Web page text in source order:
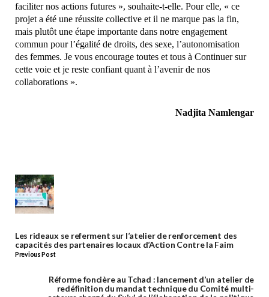
faciliter nos actions futures », souhaite-t-elle. Pour elle, « ce
projet a été une réussite collective et il ne marque pas la fin,
mais plutôt une étape importante dans notre engagement
commun pour l’égalité de droits, des sexe, l’autonomisation
des femmes. Je vous encourage toutes et tous à Continuer sur
cette voie et je reste confiant quant à l’avenir de nos
collaborations ».
Nadjita Namlengar
Les rideaux se referment sur l’atelier de renforcement des
capacités des partenaires locaux d’Action Contre la Faim
Previous Post
Réforme foncière au Tchad : lancement d’un atelier de
redéfinition du mandat technique du Comité multi-